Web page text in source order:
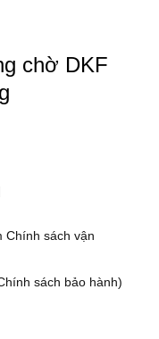
chờ DKF
Chính sách vận
sách bảo hành)